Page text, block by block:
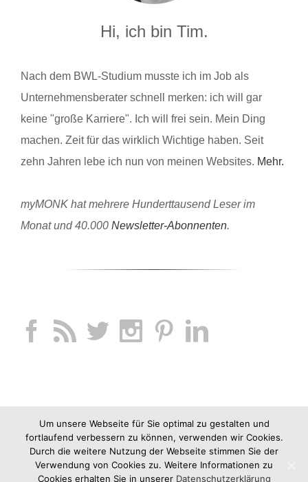
Hi, ich bin Tim.
Nach dem BWL-Studium musste ich im Job als
Unternehmensberater schnell merken: ich will gar
keine "große Karriere". Ich will frei sein. Mein Ding
machen. Zeit für das wirklich Wichtige haben. Seit
zehn Jahren lebe ich nun von meinen Websites. Mehr.
myMONK hat mehrere Hunderttausend Leser im
Monat und 40.000 Newsletter-Abonnenten.
Um unsere Webseite für Sie optimal zu gestalten und
fortlaufend verbessern zu können, verwenden wir Cookies.
Durch die weitere Nutzung der Webseite stimmen Sie der
Verwendung von Cookies zu. Weitere Informationen zu
Cookies erhalten Sie in unserer Datenschutzerklärung